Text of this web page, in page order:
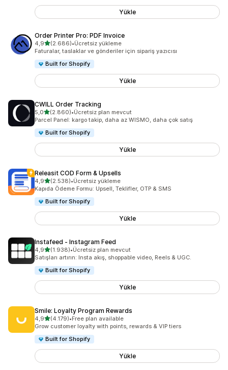
Yükle
Order Printer Pro: PDF Invoice
4,95 yıldız üzerinden
(2.686)
toplam 2686 değerlendirme
•Ücretsiz yükleme
Faturalar, taslaklar ve gönderiler için sipariş yazıcısı
Built for Shopify
Yükle
CWILL Order Tracking
5,05 yıldız üzerinden
(2.860)
toplam 2860 değerlendirme
•Ücretsiz plan mevcut
Parcel Panel: kargo takip, daha az WISMO, daha çok satış
Built for Shopify
Yükle
Releasit COD Form & Upsells
4,95 yıldız üzerinden
(2.538)
toplam 2538 değerlendirme
•Ücretsiz yükleme
Kapıda Ödeme Formu: Upsell, Teklifler, OTP & SMS
Built for Shopify
Yükle
Instafeed ‑ Instagram Feed
4,95 yıldız üzerinden
(1.938)
toplam 1938 değerlendirme
•Ücretsiz plan mevcut
Satışları artırın: Insta akış, shoppable video, Reels & UGC.
Built for Shopify
Yükle
Smile: Loyalty Program Rewards
4,95 yıldız üzerinden
(4.179)
toplam 4179 değerlendirme
•Free plan available
Grow customer loyalty with points, rewards & VIP tiers
Built for Shopify
Yükle